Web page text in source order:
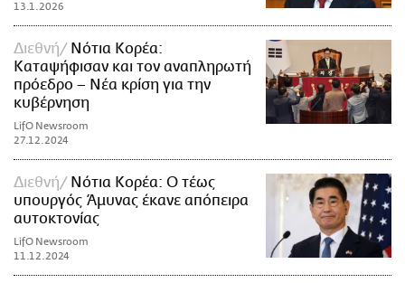
13.1.2026
Διεθνή
Νότια Κορέα:
Καταψήφισαν και τον αναπληρωτή
πρόεδρο – Νέα κρίση για την
κυβέρνηση
LifO Newsroom
27.12.2024
Διεθνή
Νότια Κορέα: Ο τέως
υπουργός Άμυνας έκανε απόπειρα
αυτοκτονίας
LifO Newsroom
11.12.2024